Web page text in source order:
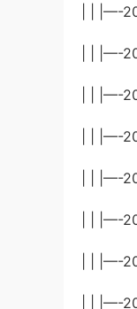
| | |—-
| | |—-
| | |—-
| | |—-
| | |—-
| | |—-
| | |—-
| | |—-